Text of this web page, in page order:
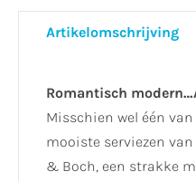
Artikelomschrijving
Romantisch
Misschien wel één van
mooiste serviezen van
& Boch, een strakke